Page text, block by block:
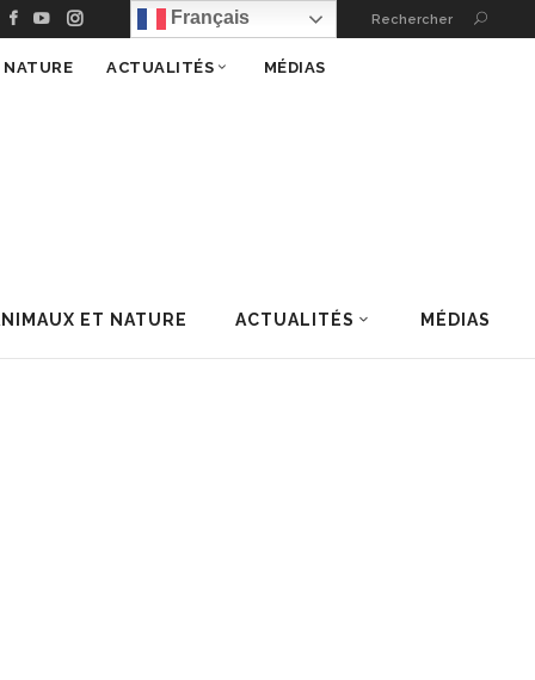
Français Rechercher
ET NATURE ACTUALITÉS MÉDIAS
ACTUALITÉS MÉDIAS